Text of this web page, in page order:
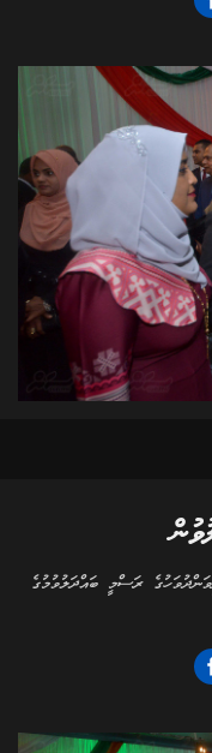
ދިވެހި ރާއްޖޭގެ 53 ވަނަ މިނިވަންދުވަހުގެ ރަސްމީ ބައްދަލުވުމުގެ